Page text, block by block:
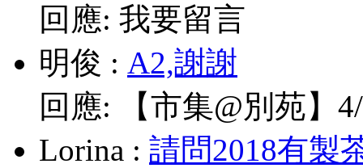
回應: 我要留言
明俊 : A2,謝謝
回應:
【市集@別苑】
Lorina : 請問2018有製